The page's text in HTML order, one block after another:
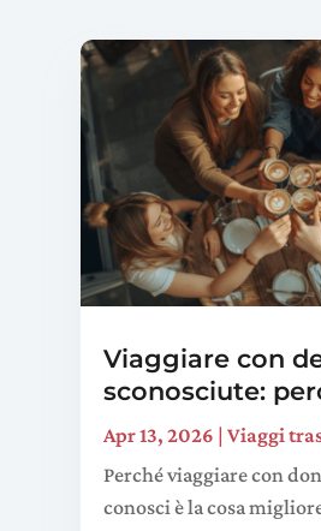
Viaggiare con
sconosciute:
Apr 13, 2026 |Viaggi
Perché viaggiare con
conosci è la cosa